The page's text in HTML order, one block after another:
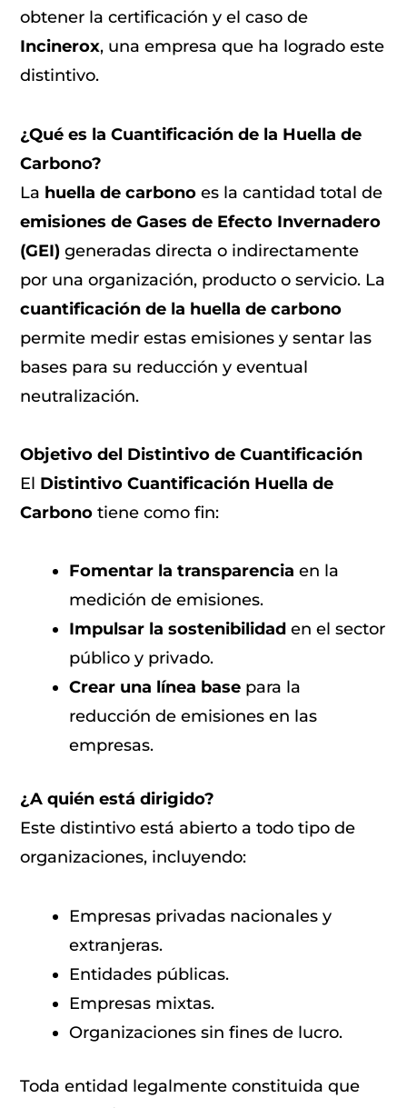
obtener la certificación y el caso de
Incinerox, una empresa que ha logrado este
distintivo.
¿Qué es la Cuantificación de la Huella de
Carbono?
La huella de carbono es la cantidad total de
emisiones de Gases de Efecto Invernadero
(GEI) generadas directa o indirectamente
por una organización, producto o servicio. La
cuantificación de la huella de carbono
permite medir estas emisiones y sentar las
bases para su reducción y eventual
neutralización.
Objetivo del Distintivo de Cuantificación
El Distintivo Cuantificación Huella de
Carbono tiene como fin:
Fomentar la transparencia en la
medición de emisiones.
Impulsar la sostenibilidad en el sector
público y privado.
Crear una línea base para la
reducción de emisiones en las
empresas.
¿A quién está dirigido?
Este distintivo está abierto a todo tipo de
organizaciones, incluyendo:
Empresas privadas nacionales y
extranjeras.
Entidades públicas.
Empresas mixtas.
Organizaciones sin fines de lucro.
Toda entidad legalmente constituida que